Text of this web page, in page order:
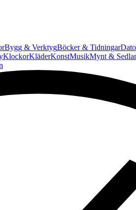
Bygg & VerktygBöcker & Tidningar
KlockorKläderKonstMusikMynt & Sedlar